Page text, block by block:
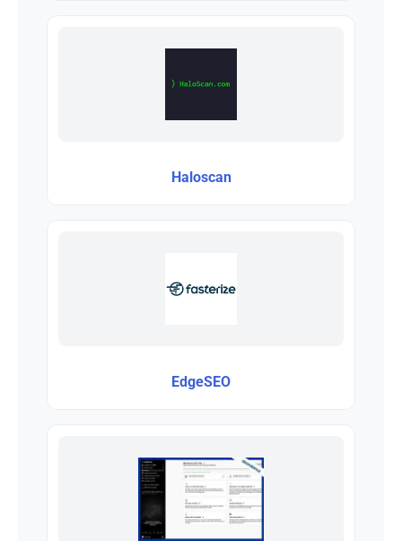
Haloscan
EdgeSEO